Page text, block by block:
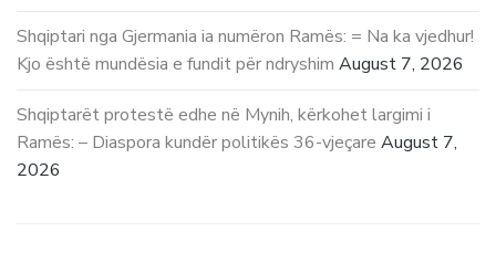
Shqiptari nga Gjermania ia numëron Ramës: = Na ka vjedhur!
Kjo është mundësia e fundit për ndryshim August 7, 2026
Shqiptarët protestë edhe në Mynih, kërkohet largimi i
Ramës: – Diaspora kundër politikës 36-vjeçare August 7,
2026